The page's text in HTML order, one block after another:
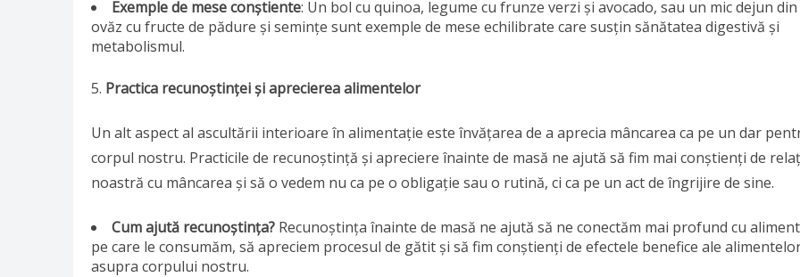
Exemple de mese conștiente: Un bol cu quinoa, legume cu frunze verzi și avocado, sau un mic dejun din
ovăz cu fructe de pădure și semințe sunt exemple de mese echilibrate care susțin sănătatea digestivă și
metabolismul.
Practica recunoștinței și aprecierea alimentelor
Un alt aspect al ascultării interioare în alimentație este învățarea de a aprecia mâncarea ca pe un dar
corpul nostru. Practicile de recunoștință și apreciere înainte de masă ne ajută să fim mai conștienți de
noastră cu mâncarea și să o vedem nu ca pe o obligație sau o rutină, ci ca pe un act de îngrijire de sine.
Cum ajută recunoștința? Recunoștința înainte de masă ne ajută să ne conectăm mai profund cu
pe care le consumăm, să apreciem procesul de gătit și să fim conștienți de efectele benefice ale
asupra corpului nostru.